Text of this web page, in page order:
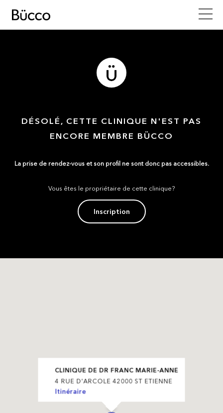
DÉSOLÉ, CETTE CLINIQUE N'EST PAS
ENCORE MEMBRE BÜCCO
La prise de rendez-vous et son profil ne sont donc pas accessibles.
Vous êtes le propriétaire de cette clinique?
Inscription
CLINIQUE DE DR FRANC MARIE-ANNE
4 RUE D'ARCOLE 42000 ST ETIENNE
Itinéraire